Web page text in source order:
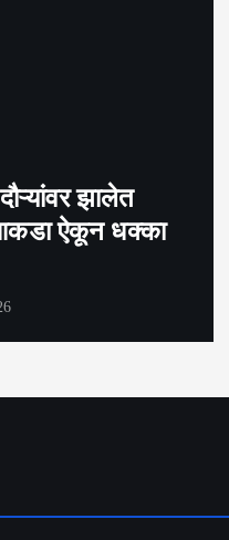
झालेत
ऐकून धक्का